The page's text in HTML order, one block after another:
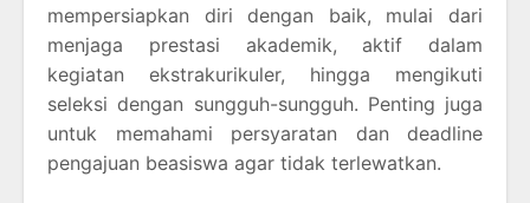
mempersiapkan diri dengan baik, mulai dari
menjaga prestasi akademik, aktif dalam
kegiatan ekstrakurikuler, hingga mengikuti
seleksi dengan sungguh-sungguh. Penting juga
untuk memahami persyaratan dan deadline
pengajuan beasiswa agar tidak terlewatkan.